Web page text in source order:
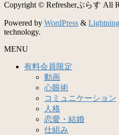
Copyright © Refresherぷらす All
Powered by WordPress &
technology.
MENU
有料会員限定
動画
心眼術
コミュニケーション
人格
恋愛・結婚
仕組み